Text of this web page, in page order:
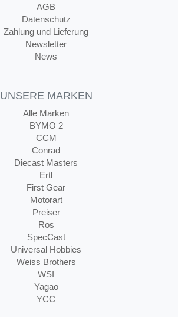
AGB
Datenschutz
Zahlung und Lieferung
Newsletter
News
UNSERE MARKEN
Alle Marken
BYMO 2
CCM
Conrad
Diecast Masters
Ertl
First Gear
Motorart
Preiser
Ros
SpecCast
Universal Hobbies
Weiss Brothers
WSI
Yagao
YCC